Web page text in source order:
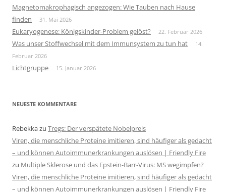
Magnetomakrophagisch angezogen: Wie Tauben nach Hause
finden
31. Mai 2026
Eukaryogenese: Königskinder-Problem gelöst? 22. Februar 2026
Was unser Stoffwechsel mit dem Immunsystem zu tun hat
14.
Februar 2026
Lichtgruppe 15. Januar 2026
NEUESTE KOMMENTARE
Rebekkazu Tregs: Der verspätete Nobelpreis
Viren, die menschliche Proteine imitieren, sind häufiger als gedacht
– und können Autoimmunerkrankungen auslösen | Friendly Fire
zu Multiple Sklerose und das Epstein-Barr-Virus: MS wegimpfen?
Viren, die menschliche Proteine imitieren, sind häufiger als gedacht
– und können Autoimmunerkrankungen auslösen | Friendly Fire